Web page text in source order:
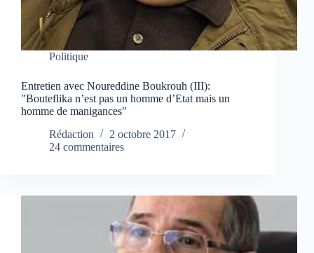
Politique
Entretien avec Noureddine Boukrouh (III):
"Bouteflika n’est pas un homme d’Etat mais un
homme de manigances"
Rédaction
2 octobre 2017
24 commentaires